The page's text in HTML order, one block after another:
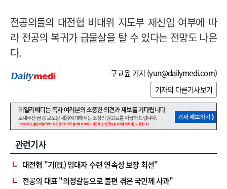
전공의들의 대전협 비대위 지도부 재신임 여부에 따
라 전공의 복귀가 급물살을 탈 수 있다는 전망도 나온
다.
구교윤 기자 (yun@dailymedi.com)
기자의 다른기사보기
관련기사
대전협 "기(旣) 입대자 수련 연속성 보장 최선"
전공의 대표 "의정갈등으로 불편 겪은 국민께 사과"